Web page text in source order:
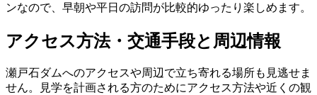
ンなので、早朝や平日の訪問が比較的ゆったり楽しめます。
アクセス方法・交通手段と周辺情報
瀬戸石ダムへのアクセスや周辺で立ち寄れる場所も見逃せま
せん。見学を計画される方のためにアクセス方法や近くの観